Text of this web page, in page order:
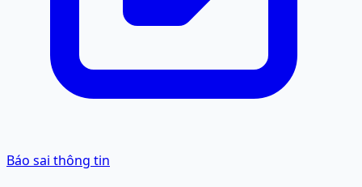
Báo sai thông tin